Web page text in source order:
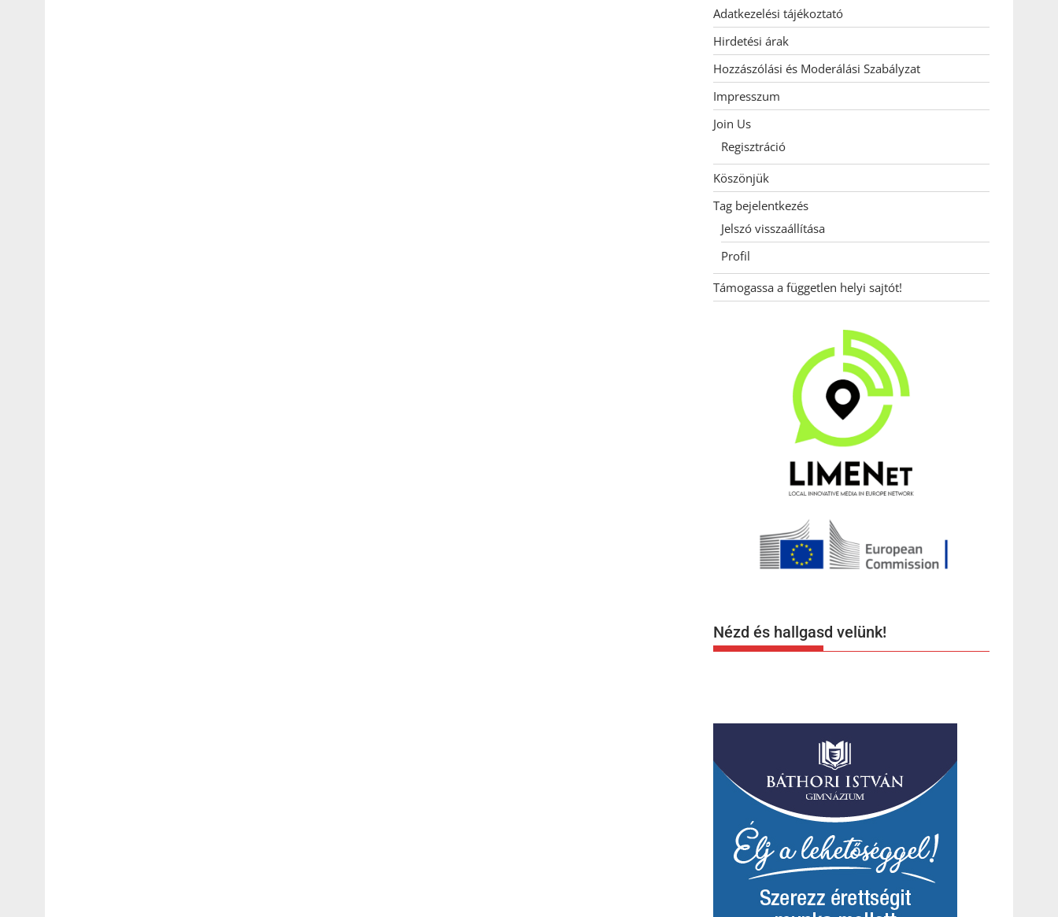
Adatkezelési tájékoztató
Hirdetési árak
Hozzászólási és Moderálási Szabályzat
Impresszum
Join Us
Regisztráció
Köszönjük
Tag bejelentkezés
Jelszó visszaállítása
Profil
Támogassa a független helyi sajtót!
Nézd és hallgasd velünk!